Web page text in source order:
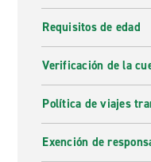
Requisitos de edad
Verificación de la
Política de viajes
Exención de